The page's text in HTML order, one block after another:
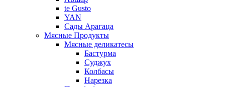
te Gusto
YAN
Сады Арагаца
Мясные Продукты
Мясные деликатесы
Бастурма
Суджух
Колбасы
Нарезка